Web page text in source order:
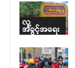
လူ့
အခွင့်အရေး